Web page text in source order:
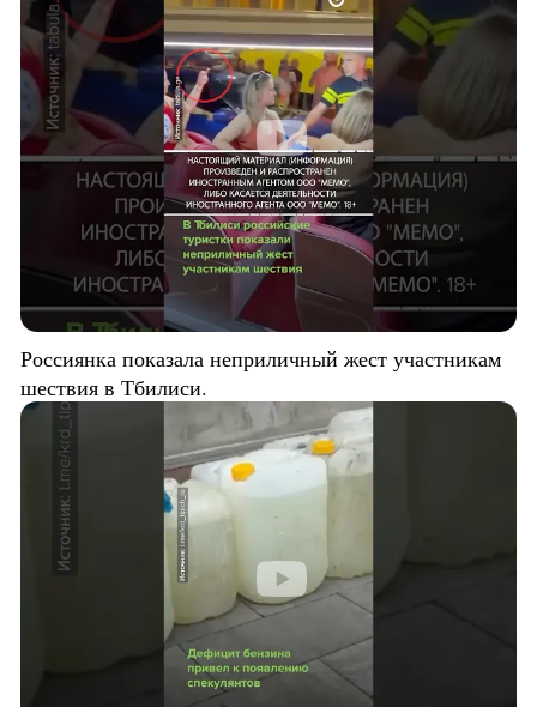
Россиянка показала неприличный жест участникам
шествия в Тбилиси.